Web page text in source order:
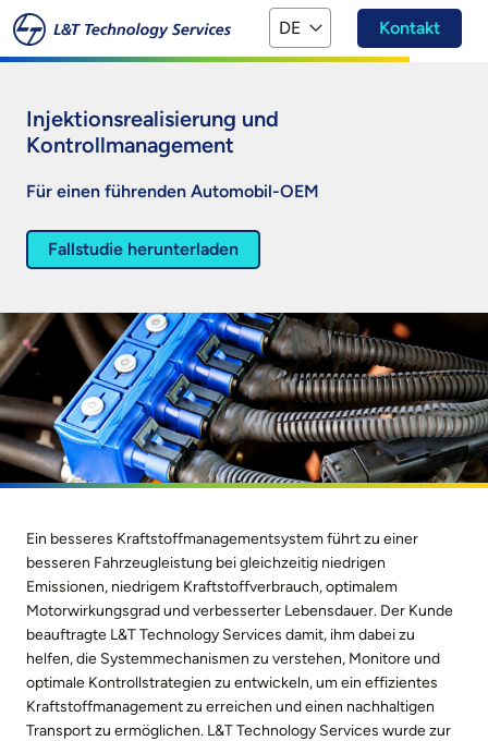
Zum Hauptinhalt springen
DE Kontakt
Injektionsrealisierung und
Kontrollmanagement
Für einen führenden Automobil-OEM
Fallstudie herunterladen
Ein besseres Kraftstoffmanagementsystem führt zu einer
besseren Fahrzeugleistung bei gleichzeitig niedrigen
Emissionen, niedrigem Kraftstoffverbrauch, optimalem
Motorwirkungsgrad und verbesserter Lebensdauer. Der Kunde
beauftragte L&T Technology Services damit, ihm dabei zu
helfen, die Systemmechanismen zu verstehen, Monitore und
optimale Kontrollstrategien zu entwickeln, um ein effizientes
Kraftstoffmanagement zu erreichen und einen nachhaltigen
Transport zu ermöglichen. L&T Technology Services wurde zur